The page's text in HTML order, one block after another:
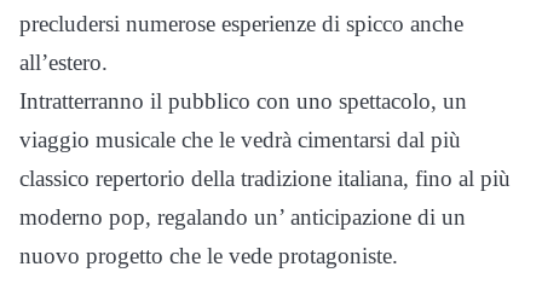
precludersi numerose esperienze di spicco anche
all’estero.
Intratterranno il pubblico con uno spettacolo, un
viaggio musicale che le vedrà cimentarsi dal più
classico repertorio della tradizione italiana, fino al più
moderno pop, regalando un’ anticipazione di un
nuovo progetto che le vede protagoniste.